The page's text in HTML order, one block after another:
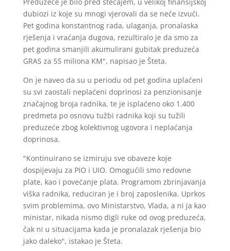
dubiozi iz koje su mnogi vjerovali da se neće izvući.
Pet godina konstantnog rada, ulaganja, pronalaska
rješenja i vraćanja dugova, rezultiralo je da smo za
pet godina smanjili akumulirani gubitak preduzeća
GRAS za 55 miliona KM", napisao je Šteta.
On je naveo da su u periodu od pet godina uplaćeni
su svi zaostali neplaćeni doprinosi za penzionisanje
značajnog broja radnika, te je isplaćeno oko 1.400
predmeta po osnovu tužbi radnika koji su tužili
preduzeće zbog kolektivnog ugovora i neplaćanja
doprinosa.
"Kontinuirano se izmiruju sve obaveze koje
dospijevaju za PIO i UIO. Omogućili smo redovne
plate, kao i povećanje plata. Programom zbrinjavanja
viška radnika, reduciran je i broj zaposlenika. Uprkos
svim problemima, ovo Ministarstvo, Vlada, a ni ja kao
ministar, nikada nismo digli ruke od ovog preduzeća,
čak ni u situacijama kada je pronalazak rješenja bio
jako daleko", istakao je Šteta.